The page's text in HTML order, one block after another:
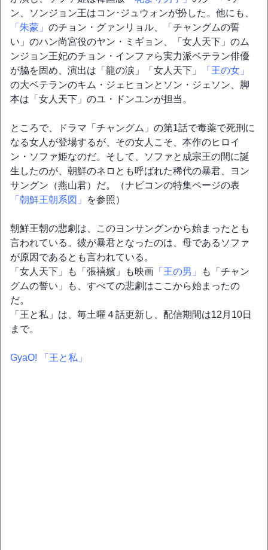
ン、ソンジョン王はコン･ジュウォンが扮した。他にも、
「朱蒙」 のチョン・グァンリョル、「チャングムの誓
い」のハン尚宮役のヤン・ミギョン、「女人天下」のム
ンジョン王妃のチョン・インファら実力派ベテラン俳優
が脇を固め、演出は「龍の涙」「女人天下」
「王の女」
の大ベテランのキム・ジェヒョンとソン・ジェソン、脚
本は「女人天下」のユ・ドンユンが担当。
ところで、ドラマ「チャングム」の第1話で毒薬で死刑に
なる女人が登場するが、その女人こそ、本作のヒロイ
ン・ソファ姫なのだ。そして、ソファと成宗王の間に誕
生したのが、朝鮮のネロとも呼ばれた稀代の暴君、ヨン
サングン（燕山君）だ。（ナビコンの特集ページの表
「朝鮮王朝系図」
を参照）
朝鮮王朝の悲劇は、このヨンサングンから始まったとも
言われている。彼が暴君となったのは、母であるソファ
が原因であるとも言われている。
「女人天下」も「張禧嬪」も映画 「王の男」
も「チャン
グムの誓い」も、すべての悲劇はここから始まったの
だ。
「王と私」は、毎土曜４話更新し、配信期間は12月10日
まで。
GyaO! 「王と私」